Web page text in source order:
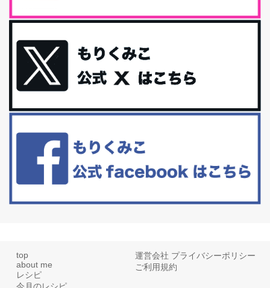
今回は、最近毎回定期的に購入している「楽天ふるさと納税」の返
礼品トップ５を紹介します。今までいろ...
更年期を穏やかに乗りきるために今できる５つのこと。
アラフィフからの体と心の整え方。 私も気づけばアラフィフ、これ
といった更年期症状はまだ...
白髪・美容・免疫力、現代人に足りないのは海藻！
リーブオイルorごま油をたらす。&n...
top
about me
レシピ
今月のレシピ
運営会社 プライバシーポリシー
ご利用規約